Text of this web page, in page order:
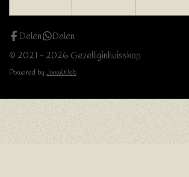
Delen
Delen
© 2021 - 2026 Gezelliginhuisshop
Powered by JouwWeb